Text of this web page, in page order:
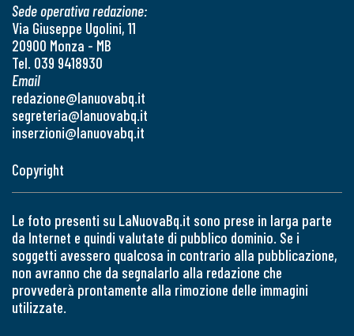
Sede operativa redazione:
Via Giuseppe Ugolini, 11
20900 Monza - MB
Tel. 039 9418930
Email
redazione@lanuovabq.it
segreteria@lanuovabq.it
inserzioni@lanuovabq.it
Copyright
Le foto presenti su LaNuovaBq.it sono prese in larga parte
da Internet e quindi valutate di pubblico dominio. Se i
soggetti avessero qualcosa in contrario alla pubblicazione,
non avranno che da segnalarlo alla redazione che
provvederà prontamente alla rimozione delle immagini
utilizzate.